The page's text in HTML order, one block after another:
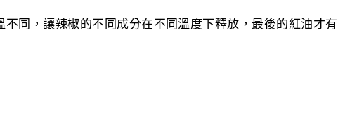
同，讓辣椒的不同成分在不同溫度下釋放，最後的紅油才